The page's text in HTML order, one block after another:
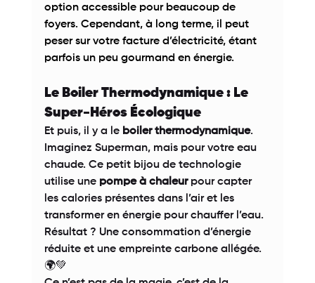
option accessible pour beaucoup de
foyers. Cependant, à long terme, il peut
peser sur votre facture d’électricité, étant
parfois un peu gourmand en énergie.
Le Boiler Thermodynamique : Le
Super-Héros Écologique
Et puis, il y a le boiler thermodynamique.
Imaginez Superman, mais pour votre eau
chaude. Ce petit bijou de technologie
utilise une pompe à chaleur pour capter
les calories présentes dans l’air et les
transformer en énergie pour chauffer l’eau.
Résultat ? Une consommation d’énergie
réduite et une empreinte carbone allégée.
🌍💚